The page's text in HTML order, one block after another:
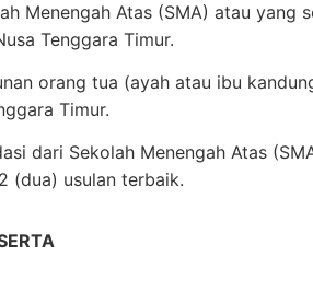
Menengah Atas (SMA) atau yang
Tenggara Timur.
orang tua (ayah atau ibu
Timur.
dari Sekolah Menengah Atas
(dua) usulan terbaik.